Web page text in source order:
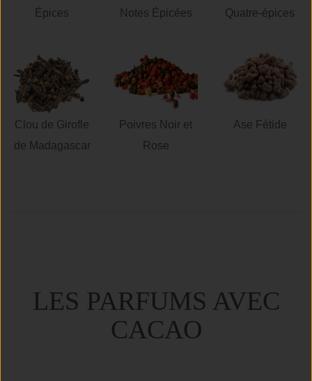
Épices Notes Épicées Quatre-épices
Clou de Girofle
de Madagascar
Poivres Noir et
Rose
Ase Fétide
LES PARFUMS AVEC
CACAO